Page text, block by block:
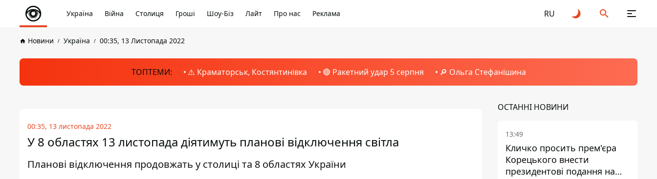
Україна Війна Столиця Гроші Шоу-Біз Лайт Про нас Реклама RU
Новини Україна 00:35, 13 Листопада 2022
ТОПТЕМИ: ⚠️ Краматорськ, Костянтинівка 🔴 Ракетний удар 5 серпня 🔎 Ольга Стефанішина
00:35, 13 листопада 2022
У 8 областях 13 листопада діятимуть планові відключення світла
Планові відключення продовжать у столиці та 8 областях України
ОСТАННІ НОВИНИ
13:49
Кличко просить прем'єра
Корецького внести
президентові подання на